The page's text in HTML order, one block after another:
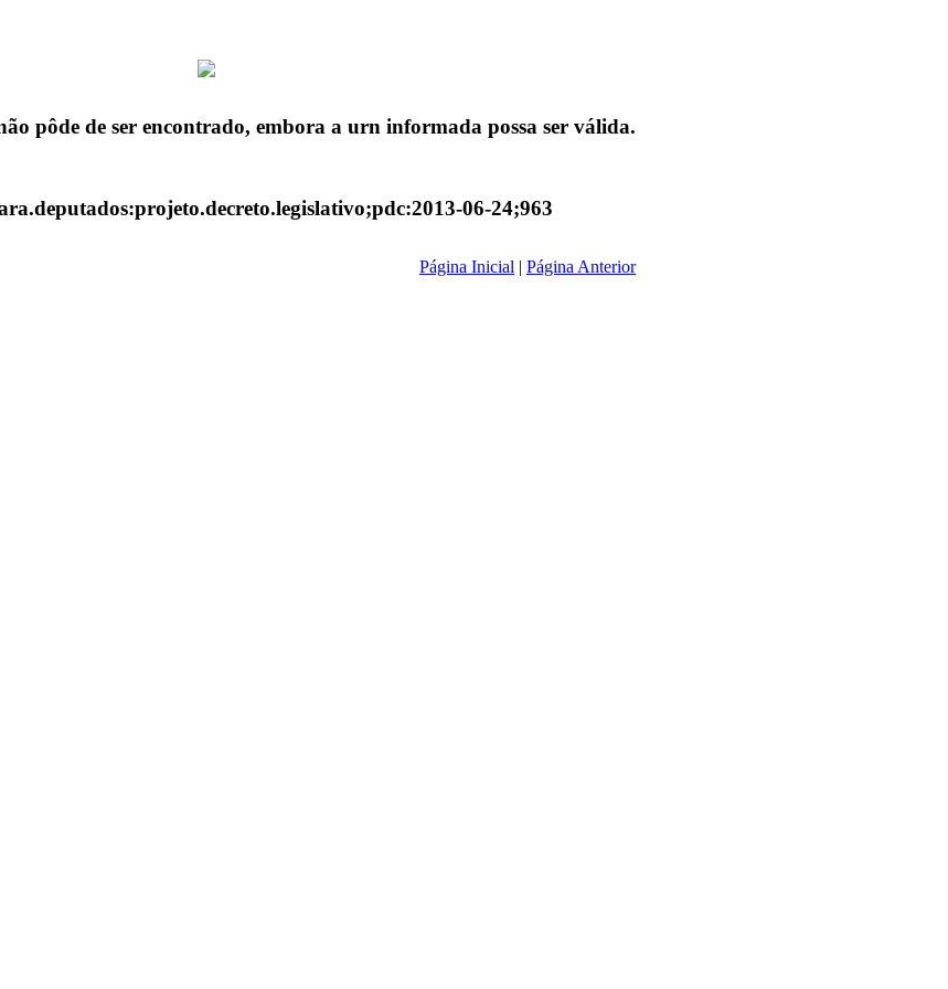
pôde de ser encontrado, embora a urn informada possa ser válida.
06-24;963
Página Inicial | Página Anterior